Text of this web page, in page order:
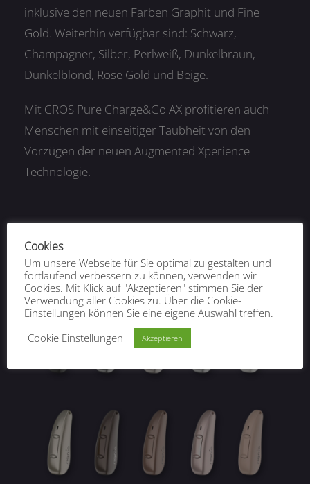
inklusive den neuen Farben Graphit und Fine
Gold. Weiterhin verfügbar sind: Schwarz,
Champagner, Silber, Perlweiß, Dunkelbraun,
Dunkelblond, Rose Gold und Beige.
Mit CROS Pure Charge&Go AX profitieren auch
Menschen mit einseitiger Taubheit von den
Vorzügen der neuen Augmented Xperience
Technologie.
Cookies
Um unsere Webseite für Sie optimal zu gestalten und
fortlaufend verbessern zu können, verwenden wir
Cookies. Mit Klick auf "Akzeptieren" stimmen Sie der
Verwendung aller Cookies zu. Über die Cookie-
Einstellungen können Sie eine eigene Auswahl treffen.
Cookie Einstellungen
Akzeptieren